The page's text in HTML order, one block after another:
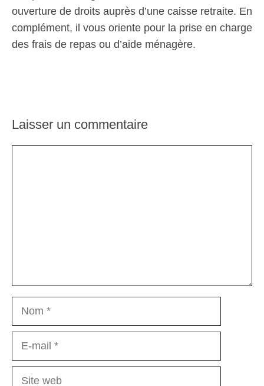
ouverture de droits auprès d’une caisse retraite. En
complément, il vous oriente pour la prise en charge
des frais de repas ou d’aide ménagère.
Laisser un commentaire
Nom
Site